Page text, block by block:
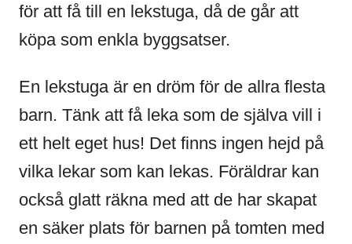
för att få till en lekstuga, då de går att
köpa som enkla byggsatser.
En lekstuga är en dröm för de allra flesta
barn. Tänk att få leka som de själva vill i
ett helt eget hus! Det finns ingen hejd på
vilka lekar som kan lekas. Föräldrar kan
också glatt räkna med att de har skapat
en säker plats för barnen på tomten med